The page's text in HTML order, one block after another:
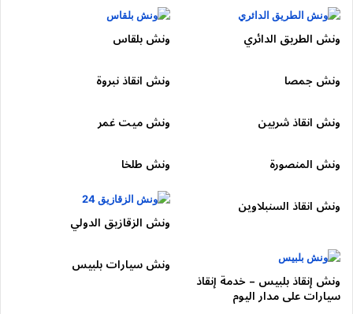
القاهرة الكبري :
لو كنت قريب من شرق القاهرة، اعتمد على
خدماتنا ممتدة أيضًا إلى:
برقم موحد 📞01050053007
ما تقييمك لهذا المقال ؟
ونش الطريق الدائري
ونش بلقاس
ونش جمصا
ونش انقاذ نبروة
ونش انقاذ شربين
ونش ميت غمر
ونش المنصورة
ونش طلخا
ونش انقاذ السنبلاوين
ونش الزقازيق الدولي
ونش إنقاذ بلبيس – خدمة إنقاذ
سيارات على مدار اليوم
ونش سيارات بلبيس